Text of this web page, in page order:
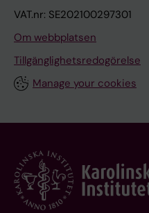
VAT.nr: SE202100297301
Om webbplatsen
Tillgänglighetsredogörelse
Manage your cookies